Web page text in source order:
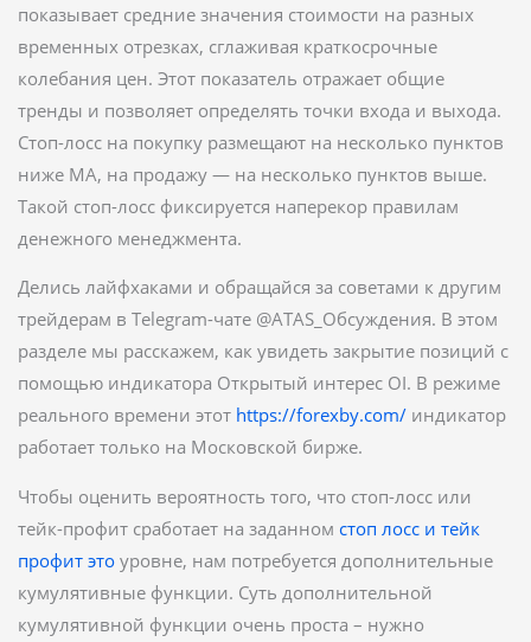
показывает средние значения стоимости на разных
временных отрезках, сглаживая краткосрочные
колебания цен. Этот показатель отражает общие
тренды и позволяет определять точки входа и выхода.
Стоп-лосс на покупку размещают на несколько пунктов
ниже MA, на продажу — на несколько пунктов выше.
Такой стоп-лосс фиксируется наперекор правилам
денежного менеджмента.
Делись лайфхаками и обращайся за советами к другим
трейдерам в Telegram-чате @ATAS_Обсуждения. В этом
разделе мы расскажем, как увидеть закрытие позиций с
помощью индикатора Открытый интерес OI. В режиме
реального времени этот https://forexby.com/индикатор
работает только на Московской бирже.
Чтобы оценить вероятность того, что стоп-лосс или
тейк-профит сработает на заданном стоп лосс и тейк
профит этоуровне, нам потребуется дополнительные
кумулятивные функции. Суть дополнительной
кумулятивной функции очень проста – нужно